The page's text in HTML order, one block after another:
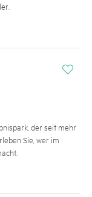
i
der seit mehr
Sie, wer im